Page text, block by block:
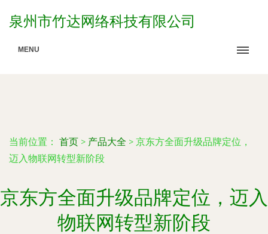
泉州市竹达网络科技有限公司
MENU
当前位置： 首页 > 产品大全 > 京东方全面升级品牌定位，
迈入物联网转型新阶段
京东方全面升级品牌定位，迈入
物联网转型新阶段